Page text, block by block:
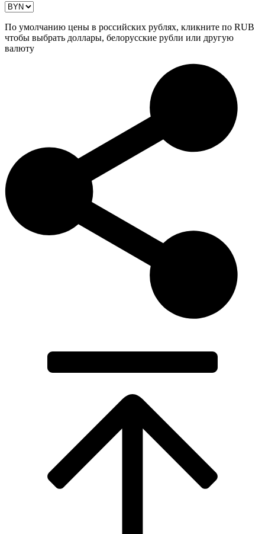
По умолчанию цены в российских рублях, кликните по RUB
чтобы выбрать доллары, белорусские рубли или другую
валюту